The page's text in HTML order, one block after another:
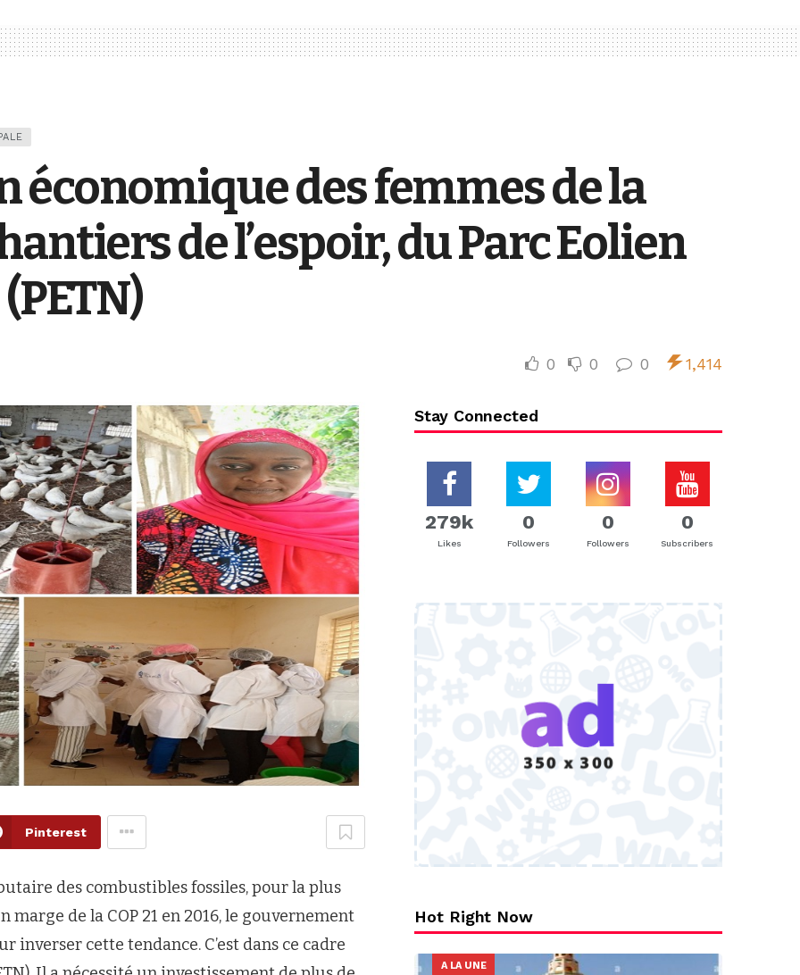
des femmes de la
de l’espoir, du Parc Eolien
0 0 0 1,414
Pinterest
des combustibles fossiles, pour la plus
de la COP 21 en 2016, le gouvernement
inverser cette tendance. C’est dans ce cadre
Stay Connected
279k
Likes
0
Followers
0
Followers
0
Subscribers
Hot Right Now
A LA UNE